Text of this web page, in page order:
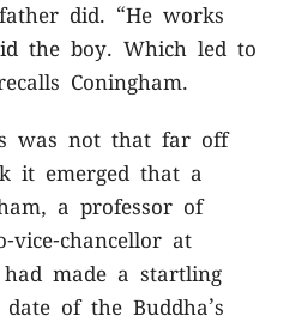
did. “He works
the boy. Which led to
Coningham.
was not that far off
it emerged that a
a professor of
vice-chancellor at
made a startling
of the Buddha’s